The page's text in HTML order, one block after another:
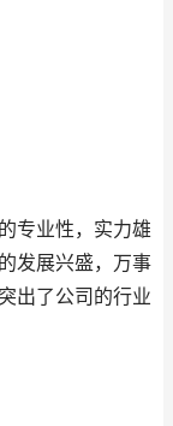
专业性，实力雄
发展兴盛，万事
出了公司的行业